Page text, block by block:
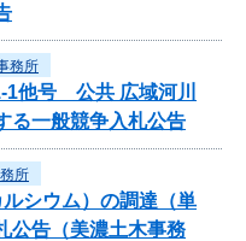
務所
1他号 公共 広域河川
る一般競争入札公告
所
シウム）の調達（単
公告（美濃土木事務